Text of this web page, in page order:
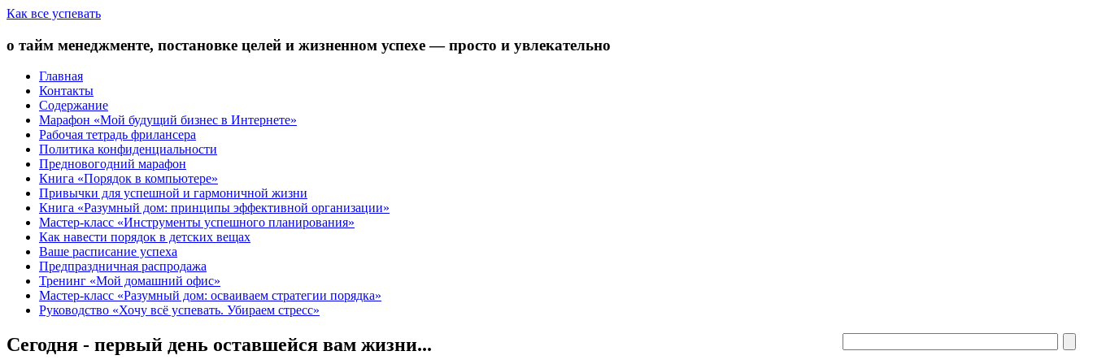
Как все успевать
о тайм менеджменте, постановке целей и жизненном успехе — просто и увлекательно
Главная
Контакты
Содержание
Марафон «Мой будущий бизнес в Интернете»
Рабочая тетрадь фрилансера
Политика конфиденциальности
Предновогодний марафон
Книга «Порядок в компьютере»
Привычки для успешной и гармоничной жизни
Книга «Разумный дом: принципы эффективной организации»
Мастер-класс «Инструменты успешного планирования»
Как навести порядок в детских вещах
Ваше расписание успеха
Предпраздничная распродажа
Тренинг «Мой домашний офис»
Мастер-класс «Разумный дом: осваиваем стратегии порядка»
Руководство «Хочу всё успевать. Убираем стресс»
Сегодня - первый день оставшейся вам жизни...